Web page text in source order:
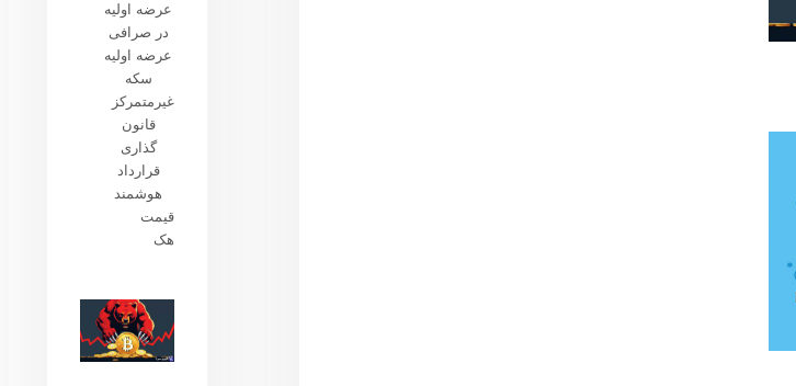
عرضه اولیه
در صرافی
عرضه اولیه
سکه
غیرمتمرکز
قانون
گذاری
قرارداد
هوشمند
قیمت
هک